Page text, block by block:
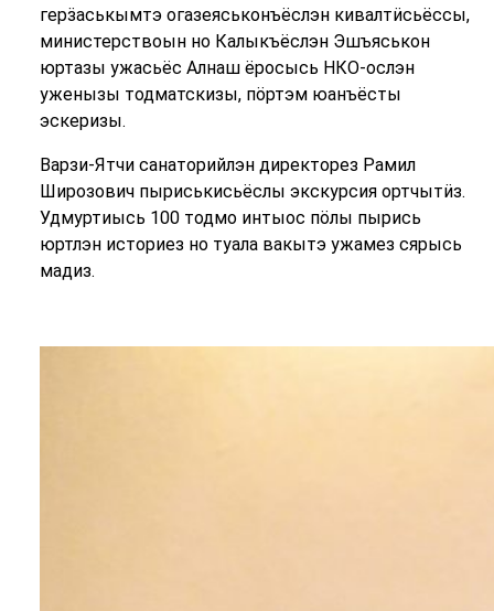
герӟаськымтэ огазеяськонъёслэн кивалтӥсьёссы,
министерствоын но Калыкъёслэн Эшъяськон
юртазы ужасьёс Алнаш ёросысь НКО-ослэн
уженызы тодматскизы, пӧртэм юанъёсты
эскеризы.
Варзи-Ятчи санаторийлэн директорез Рамил
Широзович пыриськисьёслы экскурсия ортчытӥз.
Удмуртиысь 100 тодмо интыос пӧлы пырись
юртлэн историез но туала вакытэ ужамез сярысь
мадиз.